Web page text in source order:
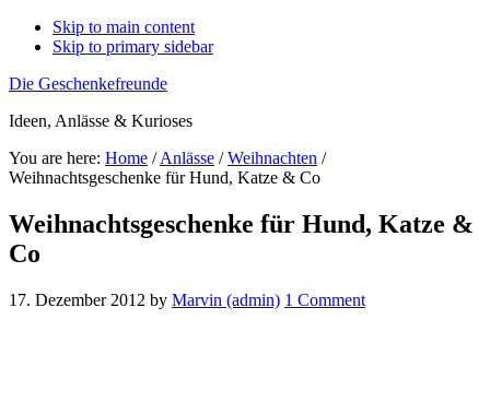
Skip to main content
Skip to primary sidebar
Die Geschenkefreunde
Ideen, Anlässe & Kurioses
You are here: Home / Anlässe / Weihnachten /
Weihnachtsgeschenke für Hund, Katze & Co
Weihnachtsgeschenke für Hund, Katze &
Co
17. Dezember 2012 by Marvin (admin) 1 Comment